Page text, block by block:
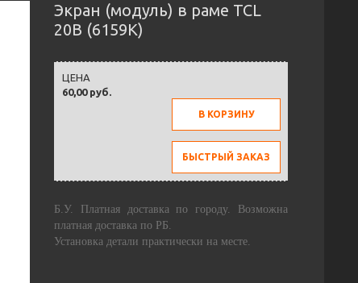
Экран (модуль) в раме TCL
20B (6159K)
60,00 руб.
ЦЕНА
В КОРЗИНУ
БЫСТРЫЙ ЗАКАЗ
Б.У. Платная доставка по городу. Возможна
платная доставка по РБ.
Установка детали практически на месте.